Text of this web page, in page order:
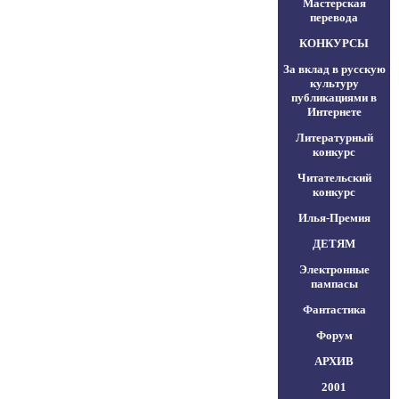
Мастерская
перевода
КОНКУРСЫ
За вклад в русскую
культуру
публикациями в
Интернете
Литературный
конкурс
Читательский
конкурс
Илья-Премия
ДЕТЯМ
Электронные
пампасы
Фантастика
Форум
АРХИВ
2001